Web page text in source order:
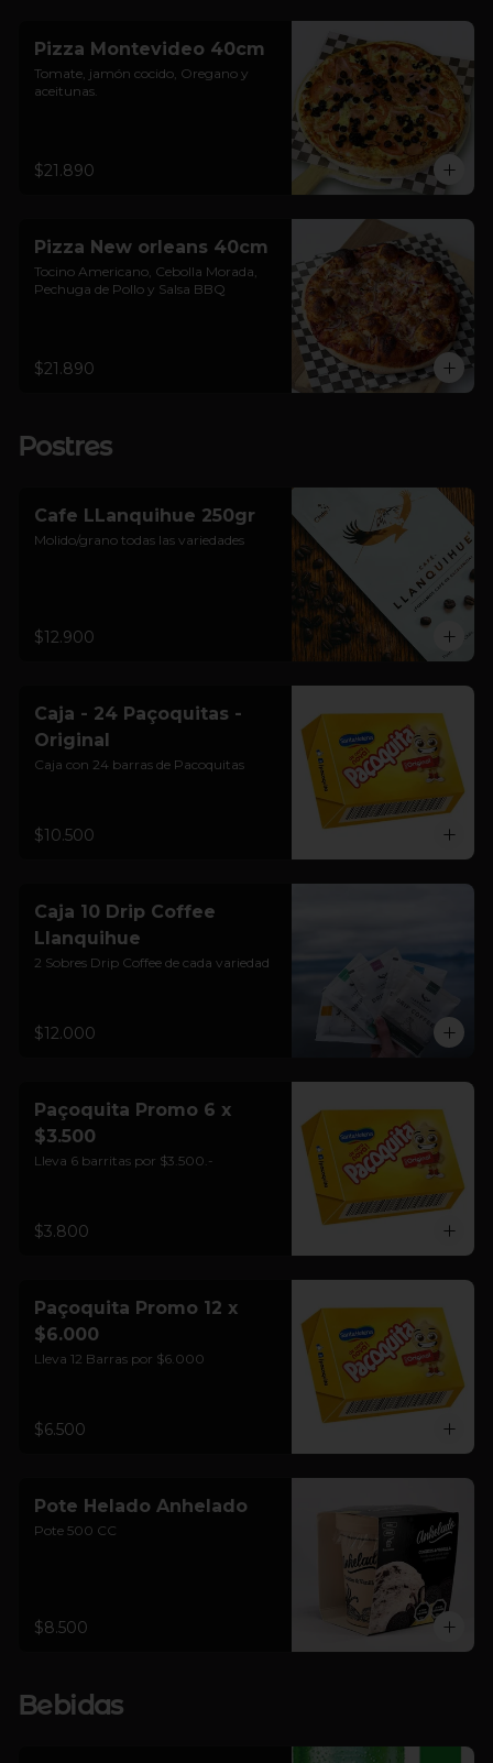
Pizza Montevideo 40cm
Tomate, jamón cocido, Oregano y
aceitunas.
$21.890
Pizza New orleans 40cm
Tocino Americano, Cebolla Morada,
Pechuga de Pollo y Salsa BBQ
$21.890
Postres
Cafe LLanquihue 250gr
Molido/grano todas las variedades
$12.900
Caja - 24 Paçoquitas -
Original
Caja con 24 barras de Pacoquitas
$10.500
Caja 10 Drip Coffee
Llanquihue
2 Sobres Drip Coffee de cada variedad
$12.000
Paçoquita Promo 6 x
$3.500
Lleva 6 barritas por $3.500.-
$3.800
Paçoquita Promo 12 x
$6.000
Lleva 12 Barras por $6.000
$6.500
Pote Helado Anhelado
Pote 500 CC
$8.500
Bebidas